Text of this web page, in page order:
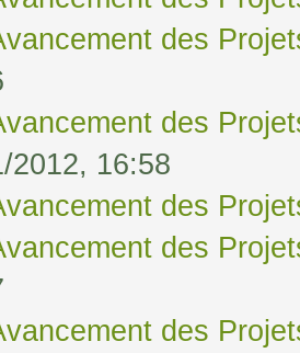
des
des
2012, 16:58
des
des
des